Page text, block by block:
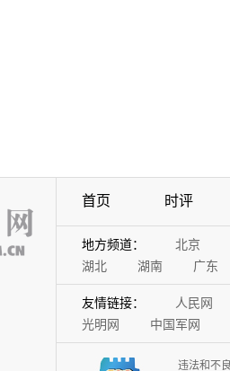
首页 时评
地方频道： 北京
湖北
湖南 广东
友情链接： 人民网
光明网
中国军网
违法和不